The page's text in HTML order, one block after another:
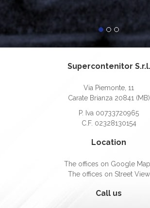
Supercontenitor S.r.l.
Via Piemonte, 11
Carate Brianza 20841 (MB)
P. Iva 00733720965
C.F. 02328130154
Location
The offices on Google
The offices on Street View
Call us